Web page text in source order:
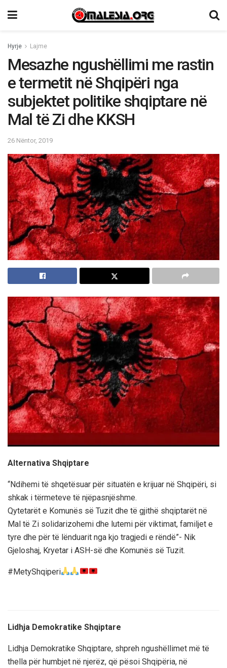
Hyrje Lajme
Mesazhe ngushëllimi me rastin
e termetit në Shqipëri nga
subjektet politike shqiptare në
Mal të Zi dhe KKSH
26 Nëntor, 2019
Alternativa Shqiptare
“Ndihemi të shqetësuar për situatën e krijuar në Shqipëri, si
shkak i tërmeteve të njëpasnjëshme.
Qytetarët e Komunës së Tuzit dhe të gjithë shqiptarët në
Mal të Zi solidarizohemi dhe lutemi për viktimat, familjet e
tyre dhe për të lënduarit nga kjo tragjedi e rëndë”- Nik
Gjeloshaj, Kryetar i ASH-së dhe Komunës së Tuzit.
#MetyShqiperi
Lidhja Demokratike Shqiptare
Lidhja Demokratike Shqiptare, shpreh ngushëllimet më të
thella për humbjet në njerëz, që pësoi Shqipëria, në